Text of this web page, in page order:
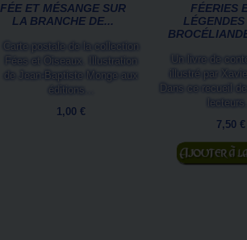
FÉE ET MÉSANGE SUR
LA BRANCHE DE...
Carte postale de la collection
Fées et Oiseaux. Illustration
de Jean-Baptiste Monge aux
éditions...
1,00 €
FÉERIES
LÉGENDES
Un livre de
illustré par
Dans ce recueil
7,50 €
Ajouter au